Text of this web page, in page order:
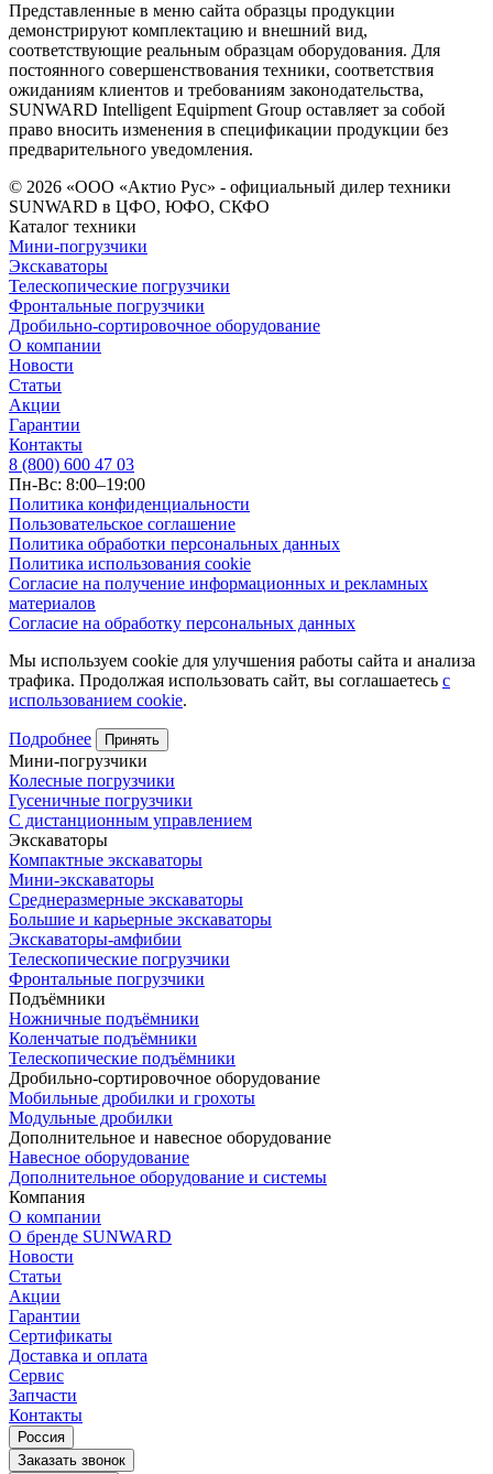
Представленные в меню сайта образцы продукции
демонстрируют комплектацию и внешний вид,
соответствующие реальным образцам оборудования. Для
постоянного совершенствования техники, соответствия
ожиданиям клиентов и требованиям законодательства,
SUNWARD Intelligent Equipment Group оставляет за собой
право вносить изменения в спецификации продукции без
предварительного уведомления.
© 2026 «ООО «Актио Рус» - официальный дилер техники
SUNWARD в ЦФО, ЮФО, СКФО
Каталог техники
Мини-погрузчики
Экскаваторы
Телескопические погрузчики
Фронтальные погрузчики
Дробильно-сортировочное оборудование
О компании
Новости
Статьи
Акции
Гарантии
Контакты
8 (800) 600 47 03
Пн-Вс: 8:00–19:00
Политика конфиденциальности
Пользовательское соглашение
Политика обработки персональных данных
Политика использования cookie
Согласие на получение информационных и рекламных
материалов
Согласие на обработку персональных данных
Мы используем cookie для улучшения работы сайта и анализа
трафика. Продолжая использовать сайт, вы соглашаетесь с
использованием cookie.
Подробнее Принять
Мини-погрузчики
Колесные погрузчики
Гусеничные погрузчики
С дистанционным управлением
Экскаваторы
Компактные экскаваторы
Мини-экскаваторы
Среднеразмерные экскаваторы
Большие и карьерные экскаваторы
Экскаваторы-амфибии
Телескопические погрузчики
Фронтальные погрузчики
Подъёмники
Ножничные подъёмники
Коленчатые подъёмники
Телескопические подъёмники
Дробильно-сортировочное оборудование
Мобильные дробилки и грохоты
Модульные дробилки
Дополнительное и навесное оборудование
Навесное оборудование
Дополнительное оборудование и системы
Компания
О компании
О бренде SUNWARD
Новости
Статьи
Акции
Гарантии
Сертификаты
Доставка и оплата
Сервис
Запчасти
Контакты
Россия
Заказать звонок